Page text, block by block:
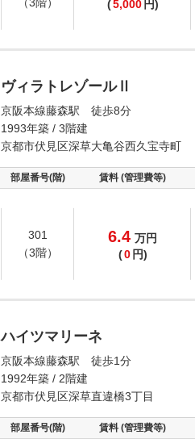
（3階）
(5,000 円)
ヴィラトレゾールⅡ
京阪本線藤森駅 徒歩8分
1993年築 / 3階建
京都市伏見区深草大亀谷西久宝寺町
部屋番号(階) 賃料 (管理費等)
301
（3階）
6.4 万円
(0 円)
ハイツマリーネ
京阪本線藤森駅 徒歩1分
1992年築 / 2階建
京都市伏見区深草直違橋3丁目
部屋番号(階) 賃料 (管理費等)